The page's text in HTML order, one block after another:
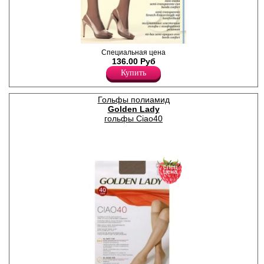
Гольфы женские плотностью
40den, тонкие, эластичные,
полуматовые, с широкой
комфортной резинкой,
классических оттенков.
Обладают прозрачной
текстурой плетения с
гладким шелковистым
эффектом. Невидимый
прозрачный носок для
каждый день. Идеально
сочетаются с любой обувью
(классические туфли,
кроссовки, лоферы,
ботинки), позволяя
создавать различные
образы в стиле casual,
country, city. Незаменимый
элемент в любое время года.
Универсальный размер. В
упаковке 2 пары.
Плотность 40ден
Полиамид 80%
Специальная цена
136.00 Руб
Купить
Гольфы полиамид
Golden Lady
гольфы Ciao40
спец
цена